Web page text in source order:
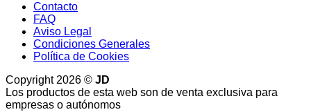
Contacto
FAQ
Aviso Legal
Condiciones Generales
Política de Cookies
Copyright 2026 © JD
Los productos de esta web son de venta exclusiva para
empresas o autónomos